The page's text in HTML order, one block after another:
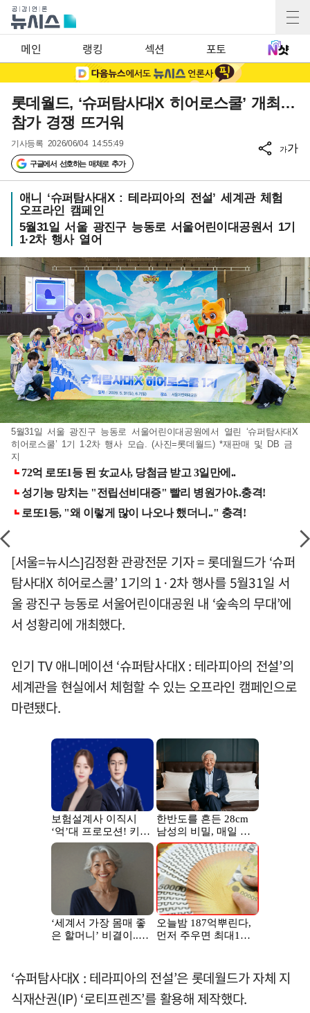
메인 랭킹 섹션 포토
롯데월드, ‘슈퍼탐사대X 히어로스쿨’ 개최…
참가 경쟁 뜨거워
기사등록 2026/06/04 14:55:49
구글에서 선호하는 매체로 추가
가가
애니 ‘슈퍼탐사대X : 테라피아의 전설’ 세계관 체험
오프라인 캠페인
5월31일 서울 광진구 능동로 서울어린이대공원서 1기
1·2차 행사 열어
5월31일 서울 광진구 능동로 서울어린이대공원에서 열린 ‘슈퍼탐사대X
히어로스쿨’ 1기 1·2차 행사 모습. (사진=롯데월드) *재판매 및 DB 금
지
[서울=뉴시스]김정환 관광전문 기자 = 롯데월드가 ‘슈퍼
탐사대X 히어로스쿨’ 1기의 1·2차 행사를 5월31일 서
울 광진구 능동로 서울어린이대공원 내 ‘숲속의 무대’에
서 성황리에 개최했다.
인기 TV 애니메이션 ‘슈퍼탐사대X : 테라피아의 전설’의
세계관을 현실에서 체험할 수 있는 오프라인 캠페인으로
마련됐다.
‘슈퍼탐사대X : 테라피아의 전설’은 롯데월드가 자체 지
식재산권(IP) ‘로티프렌즈’를 활용해 제작했다.